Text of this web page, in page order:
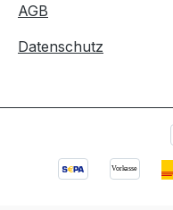
AGB
Datenschutz